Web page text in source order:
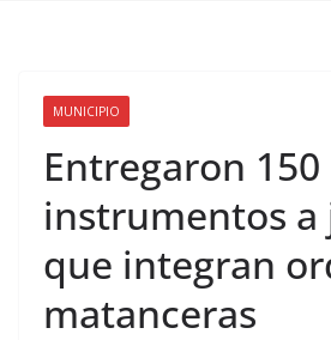
MUNICIPIO
Entregaron 150
instrumentos a
que integran
matanceras